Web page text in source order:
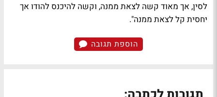
לסין, אך מאוד קשה לצאת ממנה, וקשה להיכנס להודו אך
יחסית קל לצאת ממנה".
הוספת תגובה